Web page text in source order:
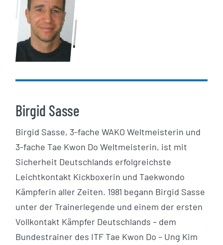
Birgid Sasse
Birgid Sasse, 3-fache WAKO Weltmeisterin und
3-fache Tae Kwon Do Weltmeisterin, ist mit
Sicherheit Deutschlands erfolgreichste
Leichtkontakt Kickboxerin und Taekwondo
Kämpferin aller Zeiten. 1981 begann Birgid Sasse
unter der Trainerlegende und einem der ersten
Vollkontakt Kämpfer Deutschlands – dem
Bundestrainer des ITF Tae Kwon Do – Ung Kim